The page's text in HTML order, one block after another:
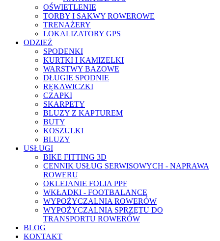
OŚWIETLENIE
TORBY I SAKWY ROWEROWE
TRENAŻERY
LOKALIZATORY GPS
ODZIEŻ
SPODENKI
KURTKI I KAMIZELKI
WARSTWY BAZOWE
DŁUGIE SPODNIE
RĘKAWICZKI
CZAPKI
SKARPETY
BLUZY Z KAPTUREM
BUTY
KOSZULKI
BLUZY
USŁUGI
BIKE FITTING 3D
CENNIK USŁUG SERWISOWYCH - NAPRAWA
ROWERU
OKLEJANIE FOLIA PPF
WKŁADKI - FOOTBALANCE
WYPOŻYCZALNIA ROWERÓW
WYPOŻYCZALNIA SPRZĘTU DO
TRANSPORTU ROWERÓW
BLOG
KONTAKT